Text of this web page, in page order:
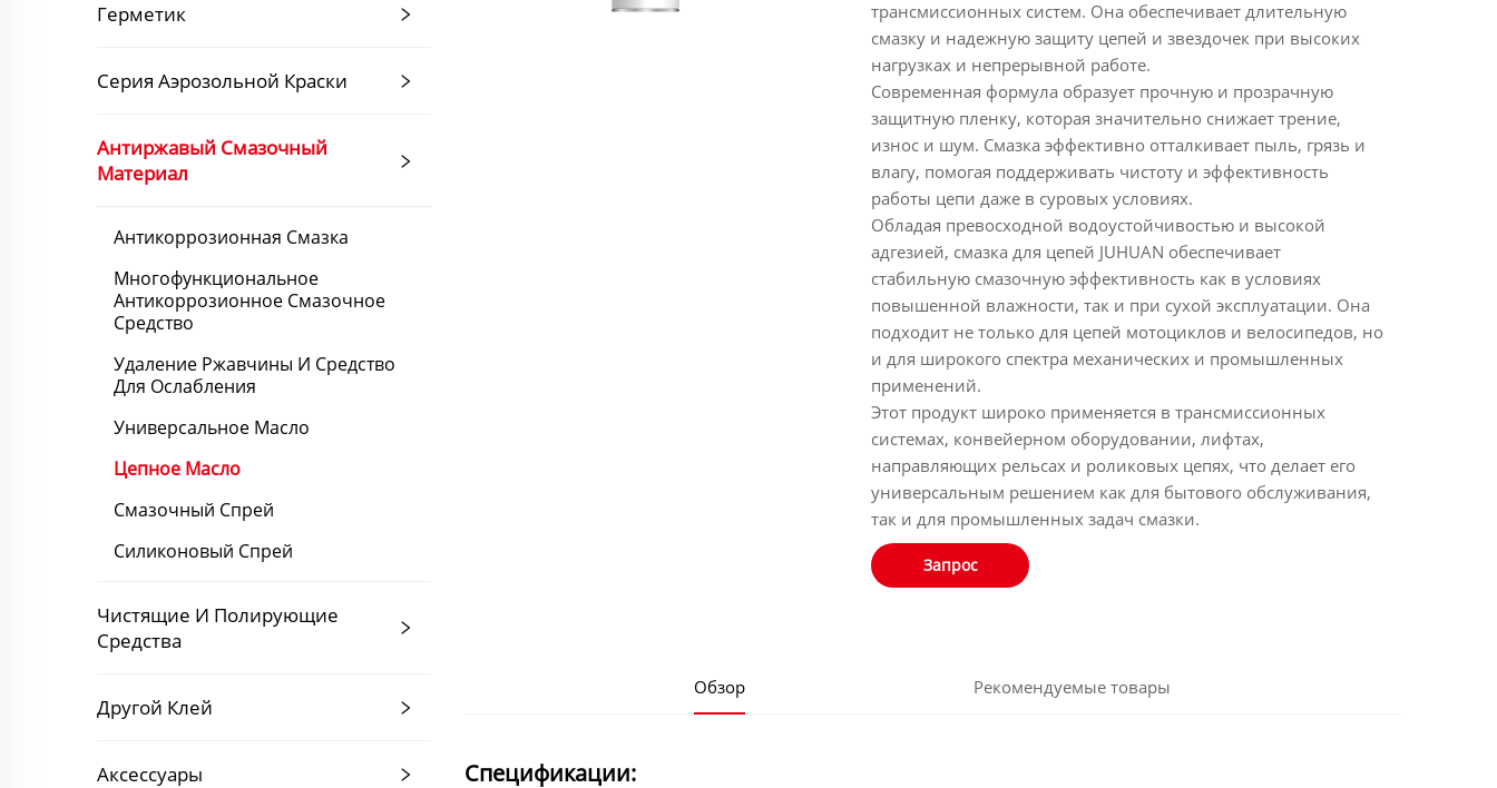
Герметик
Серия Аэрозольной Краски
Антиржавый Смазочный
Материал
Антикоррозионная Смазка
Многофункциональное
Антикоррозионное Смазочное
Средство
Удаление Ржавчины И Средство
Для Ослабления
Универсальное Масло
Цепное Масло
Смазочный Спрей
Силиконовый Спрей
Чистящие И Полирующие
Средства
Другой Клей
Аксессуары
трансмиссионных систем. Она обеспечивает длительную
смазку и надежную защиту цепей и звездочек при высоких
нагрузках и непрерывной работе.
Современная формула образует прочную и прозрачную
защитную пленку, которая значительно снижает трение,
износ и шум. Смазка эффективно отталкивает пыль, грязь и
влагу, помогая поддерживать чистоту и эффективность
работы цепи даже в суровых условиях.
Обладая превосходной водоустойчивостью и высокой
адгезией, смазка для цепей JUHUAN обеспечивает
стабильную смазочную эффективность как в условиях
повышенной влажности, так и при сухой эксплуатации. Она
подходит не только для цепей мотоциклов и велосипедов, но
и для широкого спектра механических и промышленных
применений.
Этот продукт широко применяется в трансмиссионных
системах, конвейерном оборудовании, лифтах,
направляющих рельсах и роликовых цепях, что делает его
универсальным решением как для бытового обслуживания,
так и для промышленных задач смазки.
Запрос
Обзор Рекомендуемые товары
Спецификации: